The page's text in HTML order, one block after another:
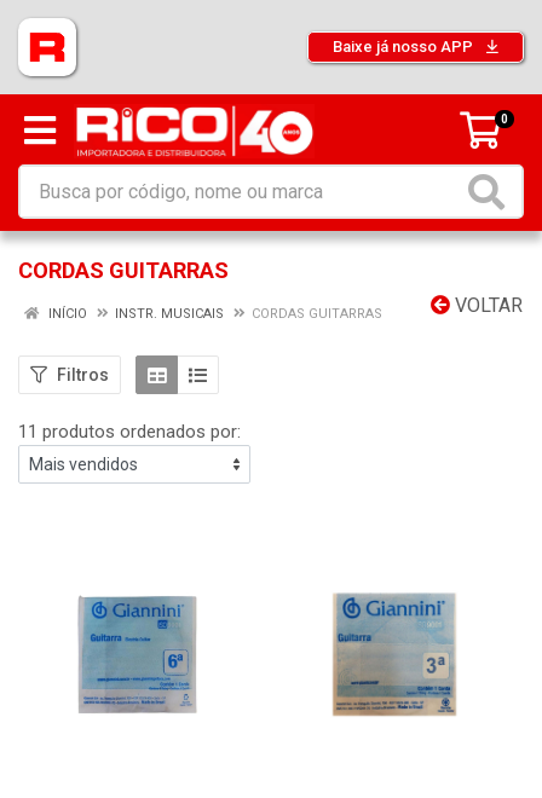
Baixe já nosso APP
0
CORDAS GUITARRAS
VOLTAR
INÍCIO INSTR. MUSICAIS CORDAS GUITARRAS
Filtros
11 produtos ordenados por: